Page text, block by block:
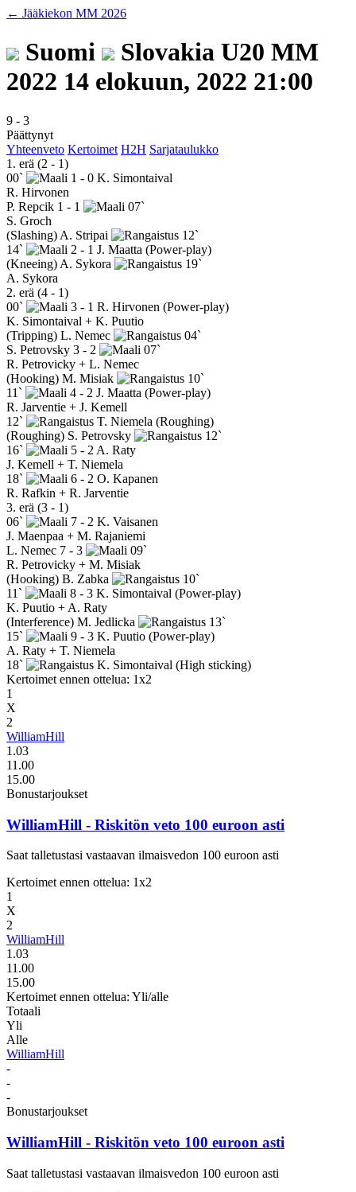
← Jääkiekon MM 2026
Suomi Slovakia U20 MM
2022 14 elokuun, 2022 21:00
9 - 3
Päättynyt
Yhteenveto Kertoimet H2H Sarjataulukko
1. erä (2 - 1)
00`
1 - 0 K. Simontaival
R. Hirvonen
P. Repcik 1 - 1
07`
S. Groch
(Slashing) A. Stripai
12`
14`
2 - 1 J. Maatta (Power-play)
(Kneeing) A. Sykora
19`
A. Sykora
2. erä (4 - 1)
00`
3 - 1 R. Hirvonen (Power-play)
K. Simontaival + K. Puutio
(Tripping) L. Nemec
04`
S. Petrovsky 3 - 2
07`
R. Petrovicky + L. Nemec
(Hooking) M. Misiak
10`
11`
4 - 2 J. Maatta (Power-play)
R. Jarventie + J. Kemell
12`
T. Niemela (Roughing)
(Roughing) S. Petrovsky
12`
16`
5 - 2 A. Raty
J. Kemell + T. Niemela
18`
6 - 2 O. Kapanen
R. Rafkin + R. Jarventie
3. erä (3 - 1)
06`
7 - 2 K. Vaisanen
J. Maenpaa + M. Rajaniemi
L. Nemec 7 - 3
09`
R. Petrovicky + M. Misiak
(Hooking) B. Zabka
10`
11`
8 - 3 K. Simontaival (Power-play)
K. Puutio + A. Raty
(Interference) M. Jedlicka
13`
15`
9 - 3 K. Puutio (Power-play)
A. Raty + T. Niemela
18`
K. Simontaival (High sticking)
Kertoimet ennen ottelua: 1x2
1
X
2
WilliamHill
1.03
11.00
15.00
Bonustarjoukset
WilliamHill - Riskitön veto 100 euroon asti
Saat talletustasi vastaavan ilmaisvedon 100 euroon asti
Kertoimet ennen ottelua: 1x2
1
X
2
WilliamHill
1.03
11.00
15.00
Kertoimet ennen ottelua: Yli/alle
Totaali
Yli
Alle
WilliamHill
-
-
-
Bonustarjoukset
WilliamHill - Riskitön veto 100 euroon asti
Saat talletustasi vastaavan ilmaisvedon 100 euroon asti